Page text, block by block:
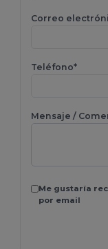
Correo
Teléfono*
Mensaje /
Me gustaría
por email